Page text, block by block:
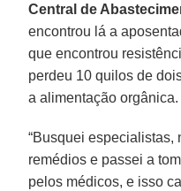
Central de
encontrou lá a
que encontrou
perdeu 10 quilos de
a alimentação orgânica.
“Busquei especialistas,
remédios e passei a
pelos médicos, e isso